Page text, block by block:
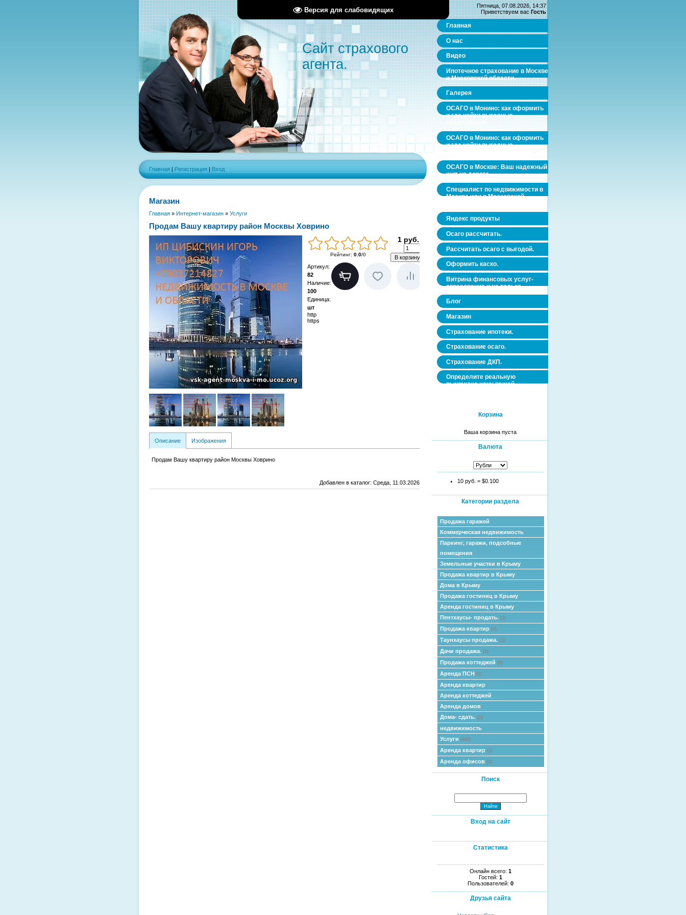
Версия для слабовидящих
Сайт страхового
агента.
Главная | Регистрация | Вход
Магазин
Главная » Интернет-магазин » Услуги
Продам Вашу квартиру район Москвы Ховрино
Рейтинг: 0.0/0
1 руб.
Артикул:
82
Наличие:
100
Единица:
шт
http
https
Описание Изображения
Продам Вашу квартиру район Москвы Ховрино
Добавлен в каталог: Среда, 11.03.2026
Пятница, 07.08.2026, 14:37
Приветствуем вас Гость
Главная
О нас
Видео
Ипотечное страхование в Москве
и Московской области.
Галерея
ОСАГО в Монино: как оформить
и где найти выгодные
ОСАГО в Монино: как оформить
и где найти выгодные
ОСАГО в Москве: Ваш надежный
щит на дороге
Специалист по недвижимости в
Москве или в Московской
Яндекс продукты
Осаго рассчитать.
Рассчитать осаго с выгодой.
Оформить каско.
Витрина финансовых услуг-
страхование и не только.
Блог
Магазин
Страхование ипотеки.
Страхование осаго.
Страхование ДКП.
Определите реальную
рыночную цену вашей
Корзина
Ваша корзина пуста
Валюта
10 руб. = $0.100
Категории раздела
Продажа гаражей
Коммерческая недвижимость
Паркинг, гаражи, подсобные
помещения
Земельные участки в Крыму
Продажа квартир в Крыму
Дома в Крыму
Продажа гостиниц в Крыму
Аренда гостиниц в Крыму
Пентхаусы- продать. (1)
Продажа квартир (7)
Таунхаусы продажа. (1)
Дачи продажа. (1)
Продажа коттеджей (8)
Аренда ПСН (1)
Аренда квартир
Аренда коттеджей
Аренда домов
Дома- сдать. (1)
недвижимость
Услуги (482)
Аренда квартир (1)
Аренда офисов (2)
Поиск
Вход на сайт
Статистика
Онлайн всего: 1
Гостей: 1
Пользователей: 0
Друзья сайта